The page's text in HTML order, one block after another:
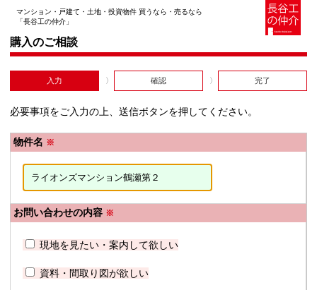
マンション・戸建て・土地・投資物件 買うなら・売るなら
「長谷工の仲介」
購入のご相談
入力 確認 完了
必要事項をご入力の上、送信ボタンを押してください。
物件名 ※
お問い合わせの内容 ※
現地を見たい・案内して欲しい
資料・間取り図が欲しい